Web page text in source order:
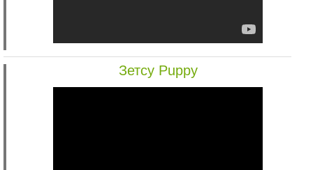
Зетсу Puppy